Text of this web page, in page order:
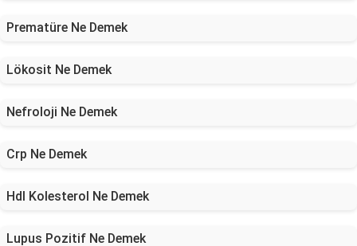
Prematüre Ne Demek
Lökosit Ne Demek
Nefroloji Ne Demek
Crp Ne Demek
Hdl Kolesterol Ne Demek
Lupus Pozitif Ne Demek